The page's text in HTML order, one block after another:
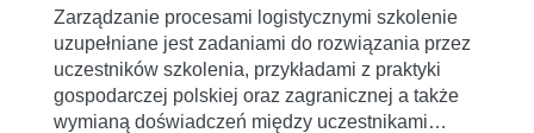
Zarządzanie procesami logistycznymi szkolenie
uzupełniane jest zadaniami do rozwiązania przez
uczestników szkolenia, przykładami z praktyki
gospodarczej polskiej oraz zagranicznej a także
wymianą doświadczeń między uczestnikami…